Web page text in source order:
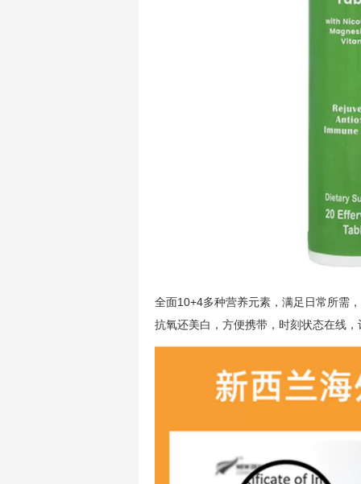
全面10+4多种营养元素，满足日常所需
抗氧还美白，方便携带，时刻状态在线